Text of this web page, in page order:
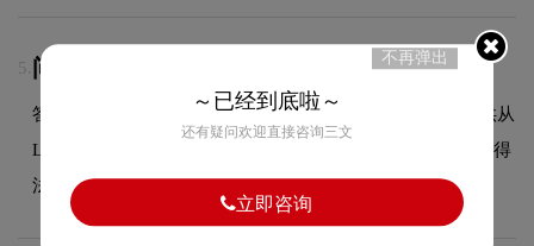
5. 问：LOGO设计可以注册商标吗？
答：可以，我们拥有专业的商标代理资质，能够为客户提供从
LOGO设计到商标注册的一站式服务，确保您的品牌标识获得
法律保护。
不再弹出
～已经到底啦～
还有疑问欢迎直接咨询三文
立即咨询